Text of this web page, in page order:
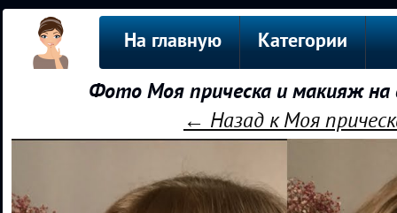
На главную Категории
Фото Моя прическа и макияж
← Назад к Моя